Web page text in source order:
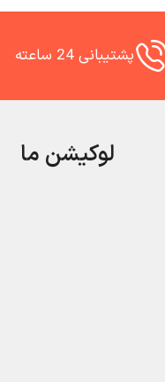
پشتیبانی 24 ساعته
لوکیشن ما